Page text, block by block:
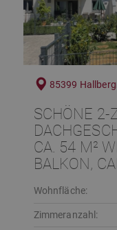
85399
SCHÖNE 2-
CA. 54 M²
ALKON,
Wohnfläche:
Zimmeranzahl: